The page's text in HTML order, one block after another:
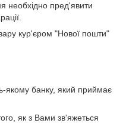
необхідно пред'явити
кур'єром "Нової пошти"
якому банку, який приймає
як з Вами зв'яжеться